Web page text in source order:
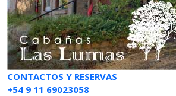
CONTACTOS Y RESERVAS
+54 9 11 69023058